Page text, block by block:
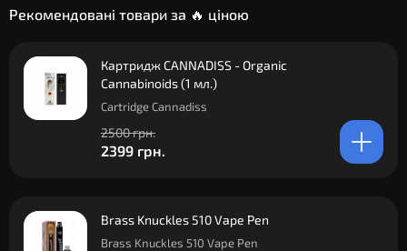
Рекомендовані товари за 🔥 ціною
Картридж CANNADISS - Organic
Cannabinoids (1 мл.)
Cartridge Cannadiss
2500 грн.
2399 грн.
Brass Knuckles 510 Vape Pen
Brass Knuckles 510 Vape Pen